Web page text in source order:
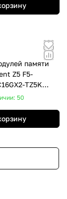
памяти
Z5 F5-
TZ5K
2x16GB)
50